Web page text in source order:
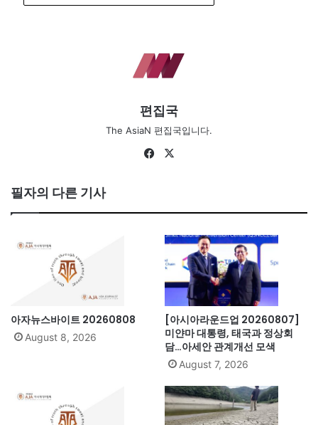
편집국
The AsiaN 편집국입니다.
Fa
필자의 다른 기사
아자뉴스바이트 20260808
August 8, 2026
[아시아라운드업 20260807]
미얀마 대통령, 태국과 정상회
담…아세안 관계개선 모색
August 7, 2026